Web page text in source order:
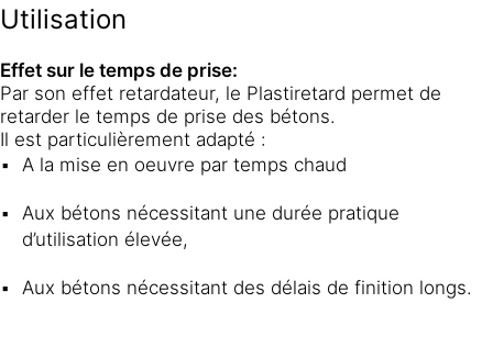
Utilisation
Effet sur le temps de prise:
Par son effet retardateur, le Plastiretard permet de
retarder le temps de prise des bétons.
Il est particulièrement adapté :
A la mise en oeuvre par temps chaud
Aux bétons nécessitant une durée pratique
d’utilisation élevée,
Aux bétons nécessitant des délais de finition longs.